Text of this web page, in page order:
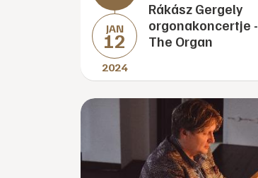
JAN
12
2024
Rákász Gergely
orgonakoncertje
The Organ